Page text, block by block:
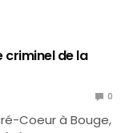
criminel de la
0
Coeur à Bouge,